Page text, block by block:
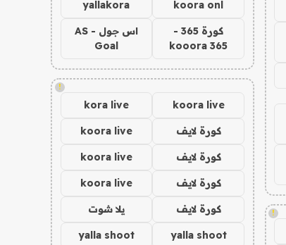
!
koora onl
yallakora
كورة 365 -
kooora 365
اس جول - AS
Goal
!
koora live
kora live
كورة لايف koora live
كورة لايف koora live
كورة لايف koora live
كورة لايف يلا شوت
yalla shoot
yalla shoot